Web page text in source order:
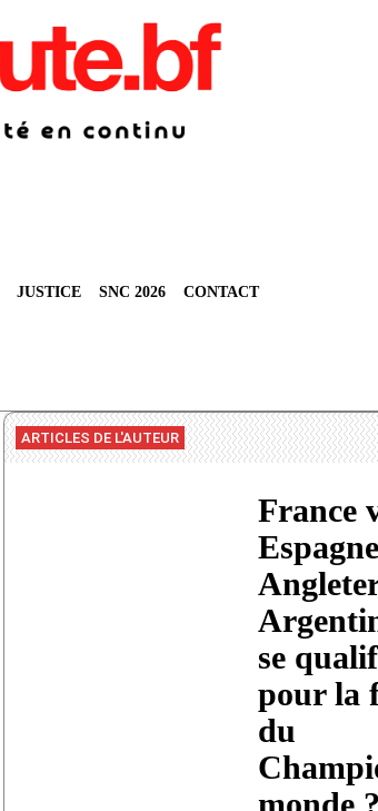
JUSTICE SNC 2026 CONTACT
ARTICLES DE L'AUTEUR
France
se
pour la
du